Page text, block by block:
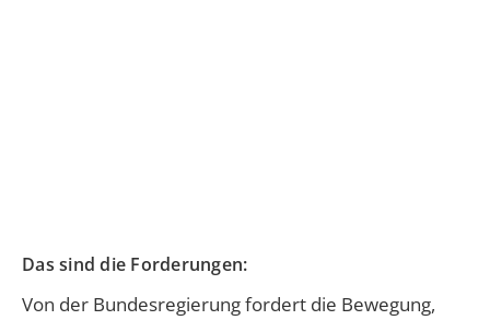
Das sind die Forderungen:
Von der Bundesregierung fordert die Bewegung,